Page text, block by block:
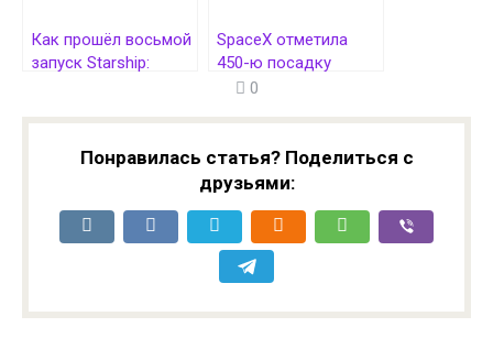
Как прошёл восьмой
запуск Starship:
SpaceX отметила
450-ю посадку
ракеты Falcon 9
0
Понравилась статья? Поделиться с
друзьями: